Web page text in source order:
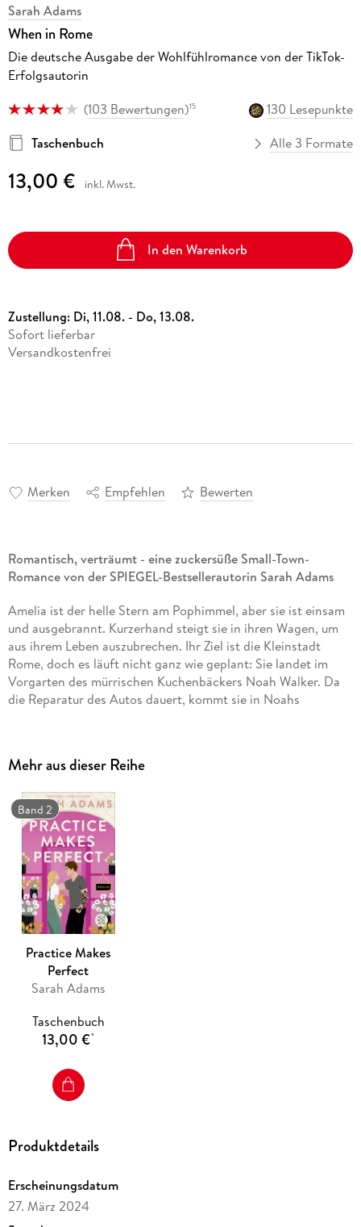
Sarah Adams
When in Rome
Die deutsche Ausgabe der Wohlfühlromance von der TikTok-
Erfolgsautorin
(103 Bewertungen)15
130 Lesepunkte
Taschenbuch
Alle 3 Formate
13,00 € inkl. Mwst.
In den Warenkorb
Zustellung: Di, 11.08. - Do, 13.08.
Sofort lieferbar
Versandkostenfrei
Merken Empfehlen Bewerten
Romantisch, verträumt - eine zuckersüße Small-Town-
Romance von der SPIEGEL-Bestsellerautorin Sarah Adams
Amelia ist der helle Stern am Pophimmel, aber sie ist einsam
und ausgebrannt. Kurzerhand steigt sie in ihren Wagen, um
aus ihrem Leben auszubrechen. Ihr Ziel ist die Kleinstadt
Rome, doch es läuft nicht ganz wie geplant: Sie landet im
Vorgarten des mürrischen Kuchenbäckers Noah Walker. Da
die Reparatur des Autos dauert, kommt sie in Noahs
höherschlagen. In seiner Nähe fühlt sie sich geborgen und
bei der herzlichen Walker-Familie wie zu Hause. Aber Amelias
Auszeit endet bald. Dann muss sie sich von Rome
verabschieden - und auch von Noah . . .
Eine erfolgreiche Popsängerin, ein grummeliger Kleinstadt-
Bäcker und romantische Verwicklungen
»Eines der besten Bücher des Jahres. « NPR<
Mehr aus dieser Reihe
Band 2
Practice Makes
Perfect
Sarah Adams
Taschenbuch
13,00 €*
Produktdetails
Erscheinungsdatum
27. März 2024